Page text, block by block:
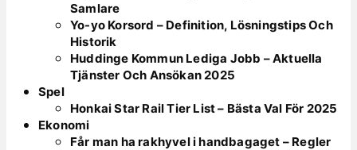
Samlare
Yo-yo Korsord – Definition, Lösningstips Och
Historik
Huddinge Kommun Lediga Jobb – Aktuella
Tjänster Och Ansökan 2025
Spel
Honkai Star Rail Tier List – Bästa Val För 2025
Ekonomi
Får man ha rakhyvel i handbagaget – Regler